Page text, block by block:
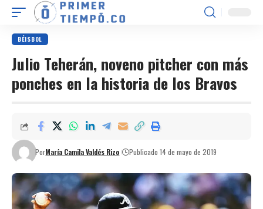
BÉISBOL
Julio Teherán, noveno pitcher con más
ponches en la historia de los Bravos
PorMaría Camila Valdés Rizo Publicado 14 de mayo de 2019